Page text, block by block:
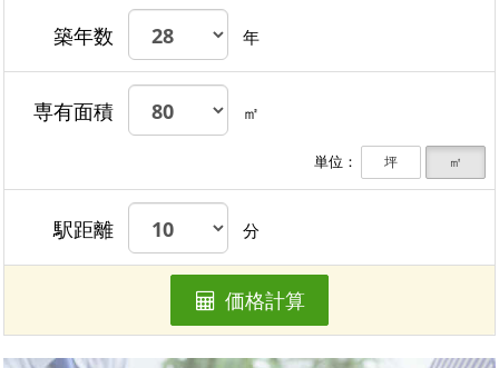
築年数 年
専有面積 ㎡
単位： 坪 ㎡
駅距離 分
価格計算